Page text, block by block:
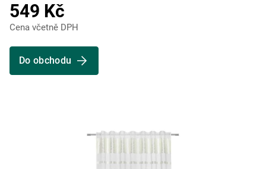
549 Kč
Cena včetně DPH
Do obchodu